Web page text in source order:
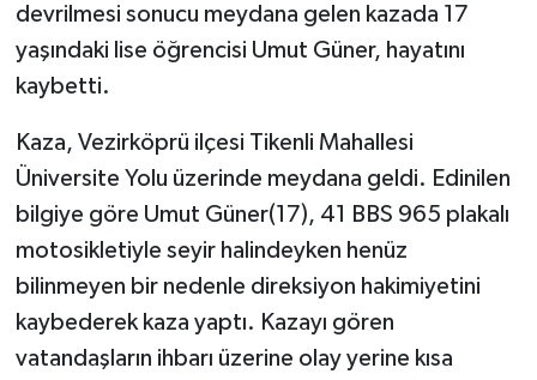
devrilmesi sonucu meydana gelen kazada 17
yaşındaki lise öğrencisi Umut Güner, hayatını
kaybetti.
Kaza, Vezirköprü ilçesi Tikenli Mahallesi
Üniversite Yolu üzerinde meydana geldi. Edinilen
bilgiye göre Umut Güner(17), 41 BBS 965 plakalı
motosikletiyle seyir halindeyken henüz
bilinmeyen bir nedenle direksiyon hakimiyetini
kaybederek kaza yaptı. Kazayı gören
vatandaşların ihbarı üzerine olay yerine kısa